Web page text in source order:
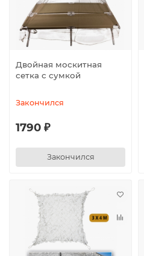
Двойная москитная
сетка с сумкой
Закончился
1790 ₽
Закончился